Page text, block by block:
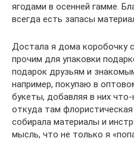
ягодами в осенней гамме.
всегда есть запасы
Достала я дома коробочку
прочим для упаковки
подарок друзьям и
например, покупаю в
букеты, добавляя в них
откуда там
собирала материалы и
мысль, что не только я